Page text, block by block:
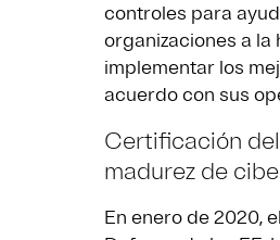
controles para
organizaciones a la
implementar los
acuerdo con sus
Certificación
madurez de
En enero de 2020,